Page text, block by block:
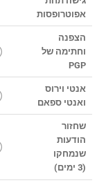
אפוטרופסות
הצפנה
וחתימה של
PGP
אנטי וירוס
ואנטי ספאם
שחזור
הודעות
שנמחקו
(3 ימים)